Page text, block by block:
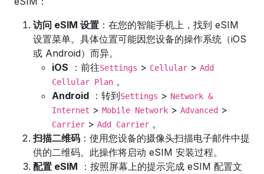
访问 eSIM 设置 ：在您的智能手机上，找到 eSIM
设置菜单。具体位置可能因您设备的操作系统（iOS
或 Android）而异。
iOS ：前往Settings > Cellular > Add
Cellular Plan 。
Android ：转到Settings > Network &
Internet > Mobile Network > Advanced >
Carrier > Add Carrier 。
扫描二维码 ：使用您设备的摄像头扫描电子邮件中提
供的二维码。此操作将启动 eSIM 安装过程。
配置 eSIM ：按照屏幕上的提示完成 eSIM 配置文